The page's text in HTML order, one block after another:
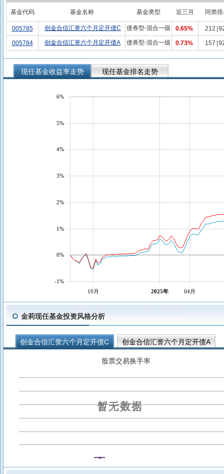
基金代码 基金名称 基金类型 近三月 同类
005785 创金合信汇誉六个月定开债C 债券型-混合一级 0.65% 212
005784 创金合信汇誉六个月定开债A 债券型-混合一级 0.73% 157
现任基金收益率走势 现任基金排名走势
10月 2025年 04月
-1%
0%
1%
2%
3%
4%
5%
6%
金莉现任基金投资风格分析
创金合信汇誉六个月定开债C 创金合信汇誉六个月定开债A
股票交易换手率